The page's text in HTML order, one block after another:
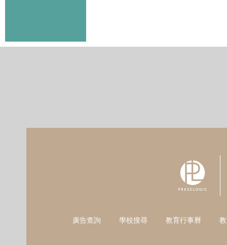
廣告查詢 學校搜尋 教育行事曆